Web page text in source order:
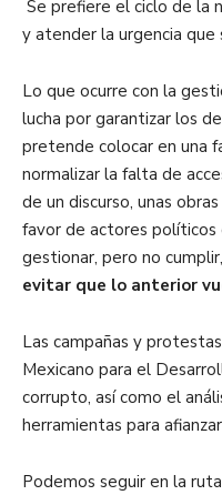
Se prefiere el ciclo de la
y atender la urgencia que
Lo que ocurre con la
lucha por garantizar los
pretende colocar en una
normalizar la falta de
de un discurso, unas
favor de actores políticos
gestionar, pero no cumplir,
evitar que lo anterior
Las campañas y
Mexicano para el
corrupto, así como el
herramientas para
Podemos seguir en la